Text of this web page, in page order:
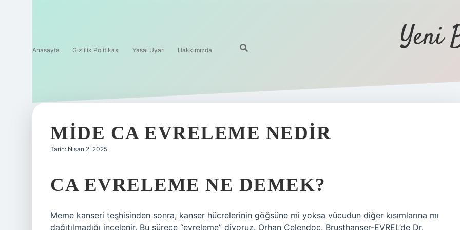
Anasayfa Gizlilik Politikası Yasal Uyarı Hakkımızda Yeni
MIDE CA EVRELEME NEDIR
Tarih: Nisan 2, 2025
CA EVRELEME NE DEMEK?
Meme kanseri teşhisinden sonra, kanser hücrelerinin göğsüne mi yoksa vücudun diğer kısımlarına mı
dağıtılmadığı incelenir. Bu sürece “evreleme” diyoruz. Orhan Çelendoç. Brusthanser-EVREL’de Dr.